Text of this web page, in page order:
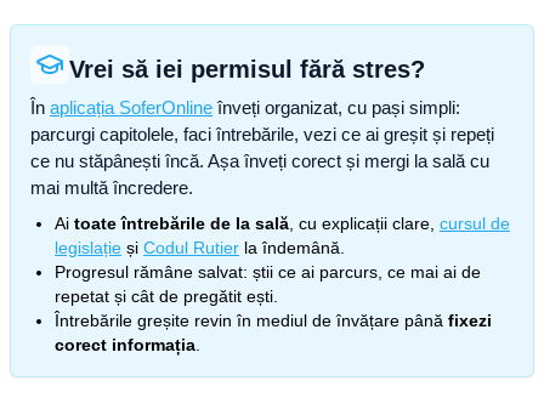
Vrei să iei permisul fără stres?
În aplicația SoferOnline înveți organizat, cu pași simpli:
parcurgi capitolele, faci întrebările, vezi ce ai greșit și repeți
ce nu stăpânești încă. Așa înveți corect și mergi la sală cu
mai multă încredere.
Ai toate întrebările de la sală , cu explicații clare, cursul de
legislație și Codul Rutier la îndemână.
Progresul rămâne salvat: știi ce ai parcurs, ce mai ai de
repetat și cât de pregătit ești.
Întrebările greșite revin în mediul de învățare până fixezi
corect informația